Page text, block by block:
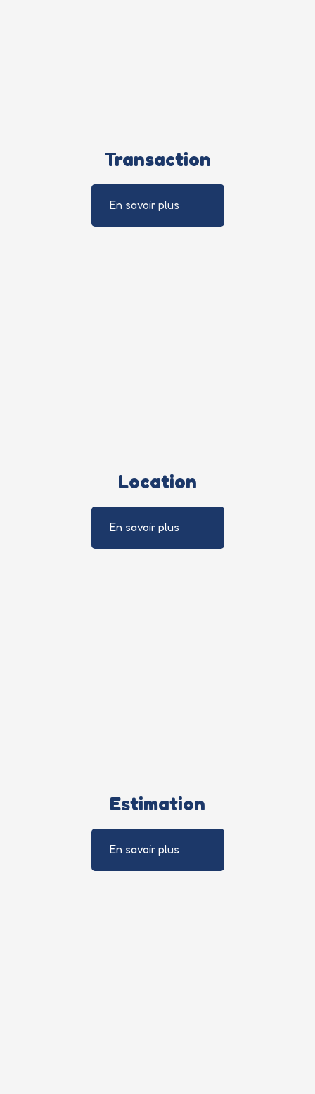
Transaction
En savoir plus
Location
En savoir plus
Estimation
En savoir plus